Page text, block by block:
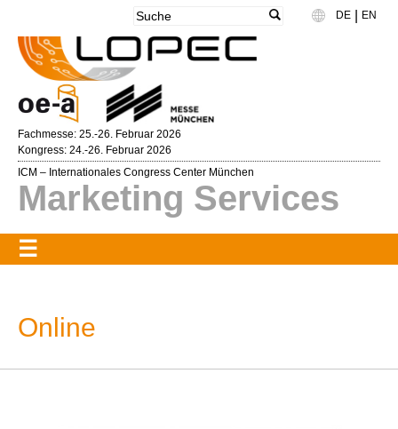
DE EN
Fachmesse: 25.-26. Februar 2026
Kongress: 24.-26. Februar 2026
ICM – Internationales Congress Center München
Marketing Services
Online